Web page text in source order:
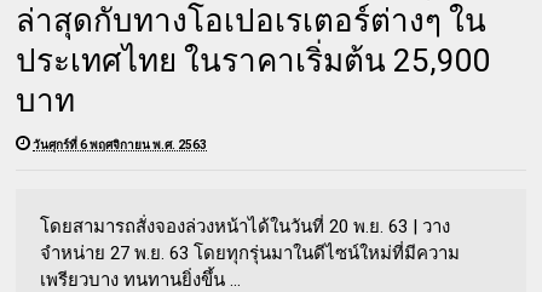
ล่าสุดกับทางโอเปอเรเตอร์ต่างๆ ใน
ประเทศไทย ในราคาเริ่มต้น 25,900
บาท
วันศุกร์ที่ 6 พฤศจิกายน พ.ศ. 2563
โดยสามารถสั่งจองล่วงหน้าได้ในวันที่ 20 พ.ย. 63 | วาง
จำหน่าย 27 พ.ย. 63 โดยทุกรุ่นมาในดีไซน์ใหม่ที่มีความ
เพรียวบาง ทนทานยิ่งขึ้น ...